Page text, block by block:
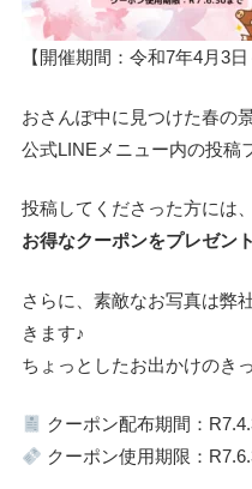
【開催期間：令和7年4月3日
おさんぽ中に見つけた春の
公式LINEメニュー内の投稿
投稿してくださった方には
お得なクーポンをプレゼン
さらに、素敵なお写真は弊
きます♪
ちょっとしたお出かけのき
クーポン配布期間：
クーポン使用期限：